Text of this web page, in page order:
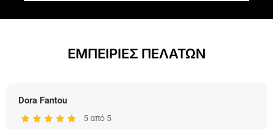
ΕΜΠΕΙΡΙΕΣ ΠΕΛΑΤΩΝ
Dora Fantou
5 από 5